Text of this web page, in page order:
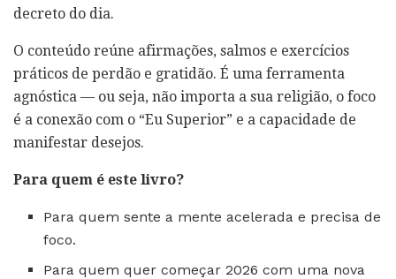
decreto do dia.
O conteúdo reúne afirmações, salmos e exercícios
práticos de perdão e gratidão. É uma ferramenta
agnóstica — ou seja, não importa a sua religião, o foco
é a conexão com o “Eu Superior” e a capacidade de
manifestar desejos.
Para quem é este livro?
Para quem sente a mente acelerada e precisa de
foco.
Para quem quer começar 2026 com uma nova